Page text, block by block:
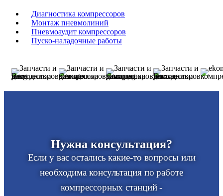
Диагностика компрессоров
Монтаж пневмолиний
Пневмоаудит компрессоров
Пуско-наладочные работы
Нужна консультация?
Если у вас остались какие-то вопросы или
необходима консультация по работе
компрессорных станций -